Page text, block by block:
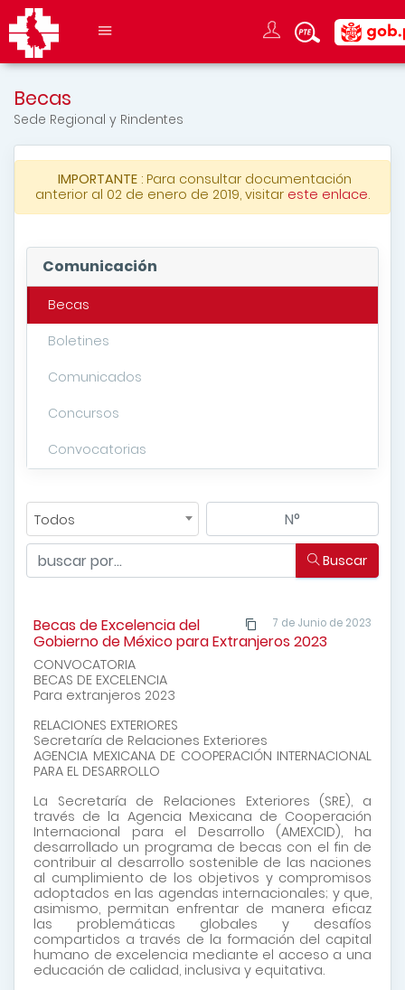
Becas
Sede Regional y Rindentes
IMPORTANTE: Para consultar documentación
anterior al 02 de enero de 2019, visitar este enlace.
Comunicación
Becas
Boletines
Comunicados
Concursos
Convocatorias
Todos
Buscar
7 de Junio de 2023
Becas de Excelencia del
Gobierno de México para Extranjeros 2023
CONVOCATORIA
BECAS DE EXCELENCIA
Para extranjeros 2023
RELACIONES EXTERIORES
Secretaría de Relaciones Exteriores
AGENCIA MEXICANA DE COOPERACIÓN INTERNACIONAL
PARA EL DESARROLLO
La Secretaría de Relaciones Exteriores (SRE), a
través de la Agencia Mexicana de Cooperación
Internacional para el Desarrollo (AMEXCID), ha
desarrollado un programa de becas con el fin de
contribuir al desarrollo sostenible de las naciones
al cumplimiento de los objetivos y compromisos
adoptados en las agendas internacionales; y que,
asimismo, permitan enfrentar de manera eficaz
las problemáticas globales y desafíos
compartidos a través de la formación del capital
humano de excelencia mediante el acceso a una
educación de calidad, inclusiva y equitativa.